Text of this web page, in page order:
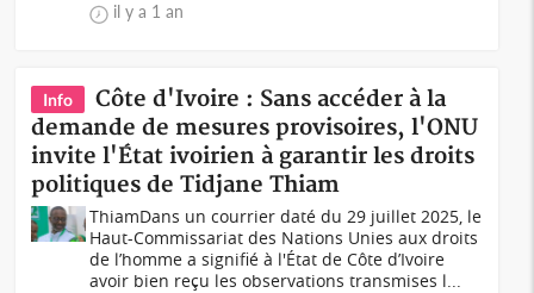
il y a 1 an
Info
Côte d'Ivoire : Sans accéder à la
demande de mesures provisoires, l'ONU
invite l'État ivoirien à garantir les droits
politiques de Tidjane Thiam
ThiamDans un courrier daté du 29 juillet 2025, le
Haut-Commissariat des Nations Unies aux droits
de l’homme a signifié à l'État de Côte d’Ivoire
avoir bien reçu les observations transmises l...